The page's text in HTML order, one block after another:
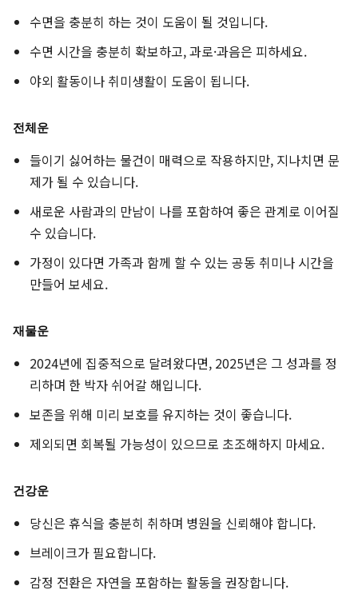
수면을 충분히 하는 것이 도움이 될 것입니다.
수면 시간을 충분히 확보하고, 과로·과음은 피하세요.
야외 활동이나 취미생활이 도움이 됩니다.
전체운
들이기 싫어하는 물건이 매력으로 작용하지만, 지나치면 문
제가 될 수 있습니다.
새로운 사람과의 만남이 나를 포함하여 좋은 관계로 이어질
수 있습니다.
가정이 있다면 가족과 함께 할 수 있는 공동 취미나 시간을
만들어 보세요.
재물운
2024년에 집중적으로 달려왔다면, 2025년은 그 성과를 정
리하며 한 박자 쉬어갈 해입니다.
보존을 위해 미리 보호를 유지하는 것이 좋습니다.
제외되면 회복될 가능성이 있으므로 초조해하지 마세요.
건강운
당신은 휴식을 충분히 취하며 병원을 신뢰해야 합니다.
브레이크가 필요합니다.
감정 전환은 자연을 포함하는 활동을 권장합니다.